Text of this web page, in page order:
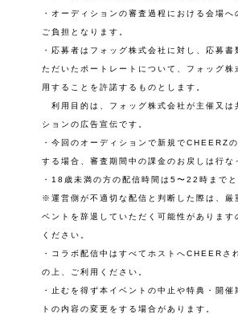
・オーディションの審査過程における会場へ
ご負担となります。
・応募者はフォッグ株式会社に対し、応募書
ただいたポートレートについて、フォッグ株
用することを許諾するものとします。
利用目的は、フォッグ株式会社が主催又は
ションの広告宣伝です。
・今回のオーディションで新規でCHEERZ
する場合、審査期間中の課金のお戻しは行な
・18歳未満の方の配信時間は5〜22時までと
※運営側が不適切な配信と判断した際は、厳
ベントを辞退していただく可能性があります
ください。
・コラボ配信中はすべてホストへCHEERさ
の上、ご利用ください。
・止むを得ず本イベントの中止や特典・開催
トの内容の変更をする場合があります。